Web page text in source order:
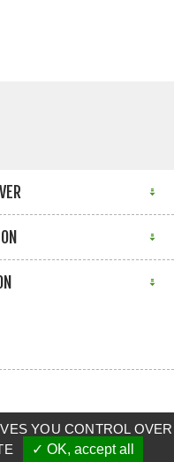
SUD. Tous droits
YOU CONTROL OVER
✓ OK, accept all